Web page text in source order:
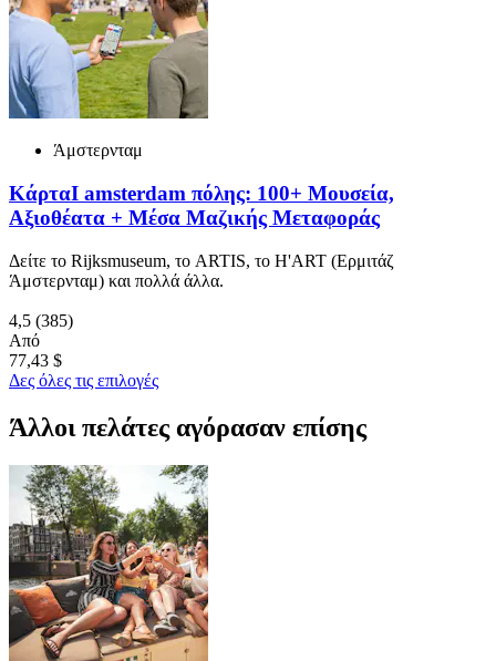
Άμστερνταμ
ΚάρταI amsterdam πόλης: 100+ Μουσεία,
Αξιοθέατα + Μέσα Μαζικής Μεταφοράς
Δείτε το Rijksmuseum, το ARTIS, το H'ART (Ερμιτάζ
Άμστερνταμ) και πολλά άλλα.
4,5 (385)
Από
77,43 $
Δες όλες τις επιλογές
Άλλοι πελάτες αγόρασαν επίσης